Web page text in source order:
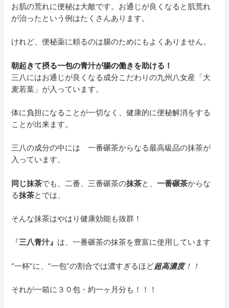
お肌の荒れに便秘は大敵です。お通じが良くなると肌荒れ
が治ったという例はたくさんあります。
けれど、便秘薬に頼るのは腸のためにもよくありません。
朝起きて摂る一包の青汁が腸の働きを助ける！
三八にはお通じが良くなる成分こだわりの九州八女産「大
麦若葉」が入っています。
体に負担になることが一切なく、健康的に便秘解消をする
ことが出来ます。
三八の成分の中には 一番碾茶からなる最高級品の抹茶が
入っています。
同じ抹茶でも、二番、三番碾茶の抹茶と、一番碾茶からな
る抹茶とでは、
そんな抹茶はやはり健康効能も抜群！
『三八青汁』 は、一番碾茶の抹茶を豊富に使用しています
“一杯”に、“一包”の割合では濃すぎるほど超高濃度！！
それが一箱に３０包・約一ヶ月分も！！！